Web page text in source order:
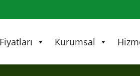
Kurumsal